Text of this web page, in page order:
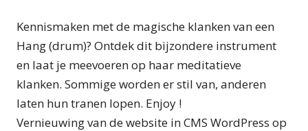
Kennismaken met de magische klanken van een
Hang (drum)? Ontdek dit bijzondere instrument
en laat je meevoeren op haar meditatieve
klanken. Sommige worden er stil van, anderen
laten hun tranen lopen. Enjoy !
Vernieuwing van de website in CMS WordPress op